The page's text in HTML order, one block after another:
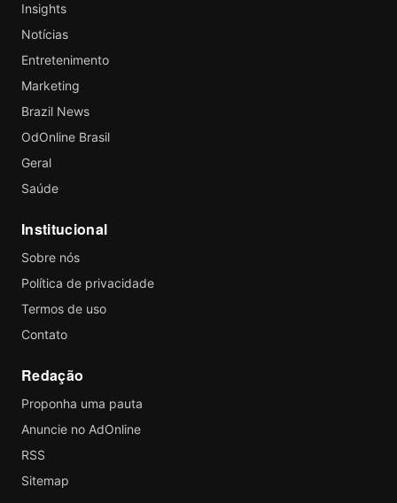
Insights
Notícias
Entretenimento
Marketing
Brazil News
OdOnline Brasil
Geral
Saúde
Institucional
Sobre nós
Política de privacidade
Termos de uso
Contato
Redação
Proponha uma pauta
Anuncie no AdOnline
RSS
Sitemap